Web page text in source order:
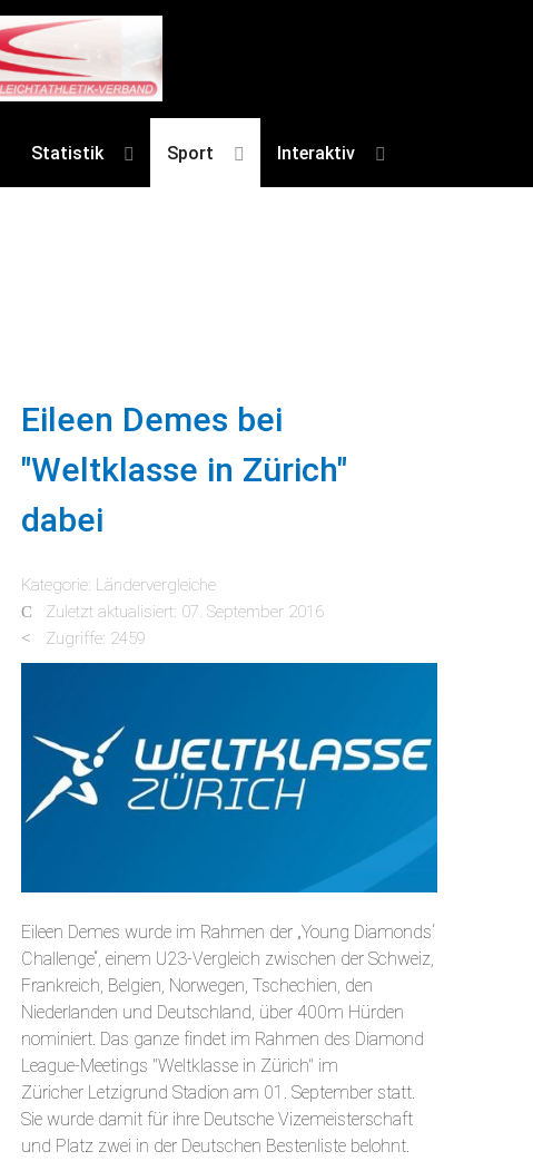
Statistik Sport Interaktiv
Eileen Demes bei
"Weltklasse in Zürich"
dabei
Kategorie: Ländervergleiche
Zuletzt aktualisiert: 07. September 2016
Zugriffe: 2459
Eileen Demes wurde im Rahmen der „Young Diamonds‘
Challenge“, einem U23-Vergleich zwischen der Schweiz,
Frankreich, Belgien, Norwegen, Tschechien, den
Niederlanden und Deutschland, über 400m Hürden
nominiert. Das ganze findet im Rahmen des Diamond
League-Meetings "Weltklasse in Zürich" im
Züricher Letzigrund Stadion am 01. September statt.
Sie wurde damit für ihre Deutsche Vizemeisterschaft
und Platz zwei in der Deutschen Bestenliste belohnt.